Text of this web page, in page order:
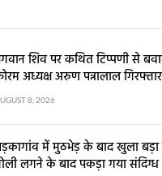
शिव पर कथित टिप्पणी से
अध्यक्ष अरुण पन्नालाल गिरफ्तार
8, 2026
में मुठभेड़ के बाद खुला बड़ा
लगने के बाद पकड़ा गया संदिग्ध